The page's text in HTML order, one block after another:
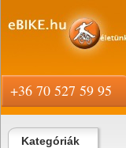
Kategóriák
+36 70 527 59 95